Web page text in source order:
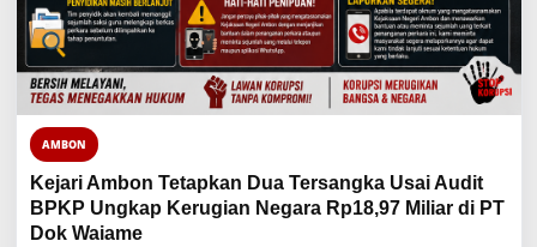
AMBON
Kejari Ambon Tetapkan Dua Tersangka Usai Audit
BPKP Ungkap Kerugian Negara Rp18,97 Miliar di PT
Dok Waiame